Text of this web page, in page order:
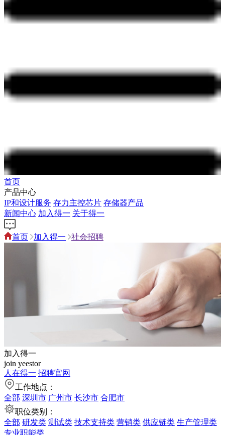
首页
产品中心
IP和设计服务 存力主控芯片 存储器产品
新闻中心 加入得一 关于得一
首页 加入得一 社会招聘
加入得一
join yeestor
人在得一 招聘官网
工作地点：
全部 深圳市 广州市 长沙市 合肥市
职位类别：
全部 研发类 测试类 技术支持类 营销类 供应链类 生产管理类
专业职能类